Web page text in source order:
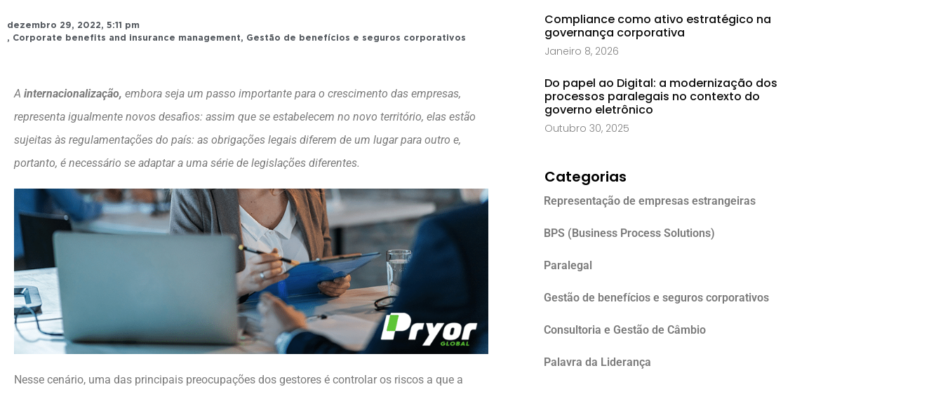
dezembro 29, 2022, 5:11 pm
, Corporate benefits and insurance management, Gestão de benefícios e seguros corporativos
A internacionalização, embora seja um passo importante para o crescimento das empresas,
representa igualmente novos desafios: assim que se estabelecem no novo território, elas estão
sujeitas às regulamentações do país: as obrigações legais diferem de um lugar para outro e,
portanto, é necessário se adaptar a uma série de legislações diferentes.
Nesse cenário, uma das principais preocupações dos gestores é controlar os riscos a que a
Compliance como ativo estratégico na
governança corporativa
Janeiro 8, 2026
Do papel ao Digital: a modernização dos
processos paralegais no contexto do
governo eletrônico
Outubro 30, 2025
Categorias
Representação de empresas estrangeiras
BPS (Business Process Solutions)
Paralegal
Gestão de benefícios e seguros corporativos
Consultoria e Gestão de Câmbio
Palavra da Liderança